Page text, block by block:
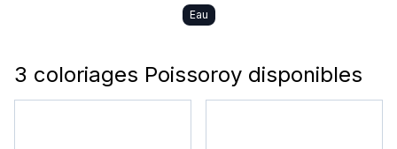
Eau
3 coloriages Poissoroy disponibles